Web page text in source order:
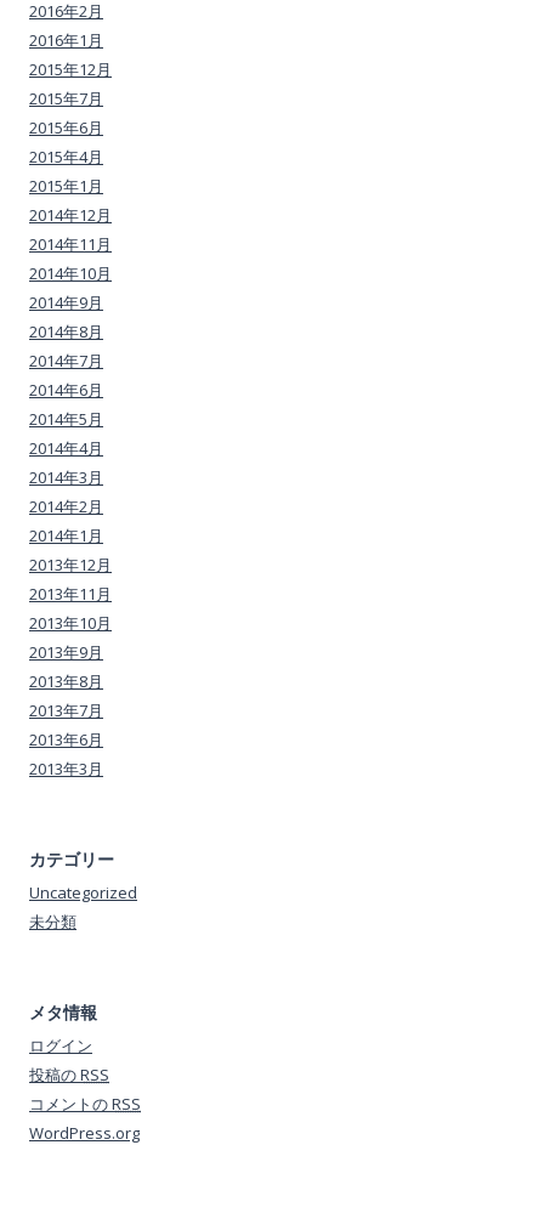
2016年2月
2016年1月
2015年12月
2015年7月
2015年6月
2015年4月
2015年1月
2014年12月
2014年11月
2014年10月
2014年9月
2014年8月
2014年7月
2014年6月
2014年5月
2014年4月
2014年3月
2014年2月
2014年1月
2013年12月
2013年11月
2013年10月
2013年9月
2013年8月
2013年7月
2013年6月
2013年3月
カテゴリー
Uncategorized
未分類
メタ情報
ログイン
投稿のRSS
コメントのRSS
WordPress.org